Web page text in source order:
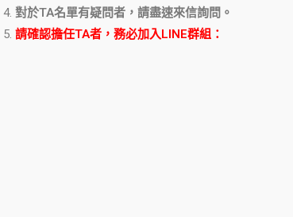
對於TA名單有疑問者，請盡速來信詢問。
請確認擔任TA者，務必加入LINE群組：